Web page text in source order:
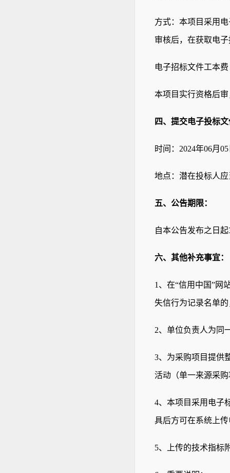
方式： 本项目采用
审核后，在获取电
电子招标文件工本费
本项目实行资格后
四、提交电子投标
时间： 2024年06月 05
地点： 潜在投标人
五、公告期限：
自本公告发布之日起
六、其他补充事宜：
1 、在“信用中国”网
失信行为记录名单
2、单位负责人为同
3、为采购项目提供
活动（单一来源采
4、本项目采用电子
具后方可在系统上
5、上传的技术指标